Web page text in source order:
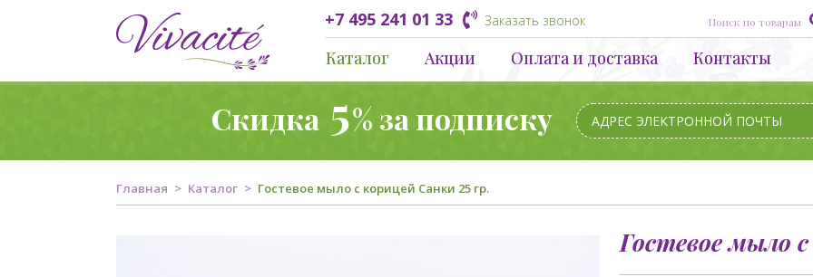
+7 495 241 01 33 Заказать звонок
Каталог Акции Оплата и доставка Контакты
Скидка 5% за подписку
Главная Каталог Гостевое мыло с корицей Санки 25 гр.
Гостевое мыло